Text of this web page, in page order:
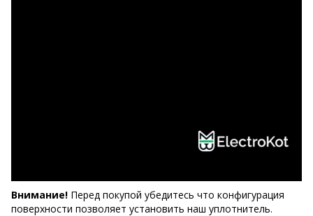
Внимание! Перед покупой убедитесь что конфигурация
поверхности позволяет установить наш уплотнитель.